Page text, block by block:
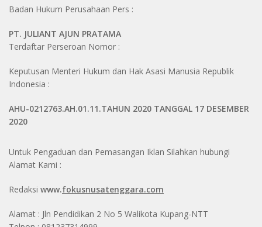
Badan Hukum Perusahaan Pers :
PT. JULIANT AJUN PRATAMA
Terdaftar Perseroan Nomor :
Keputusan Menteri Hukum dan Hak Asasi Manusia Republik
Indonesia :
AHU-0212763.AH.01.11.TAHUN 2020 TANGGAL 17 DESEMBER
2020
Untuk Pengaduan dan Pemasangan Iklan Silahkan hubungi
Alamat Kami :
Redaksi www.fokusnusatenggara.com
Alamat : Jln Pendidikan 2 No 5 Walikota Kupang-NTT